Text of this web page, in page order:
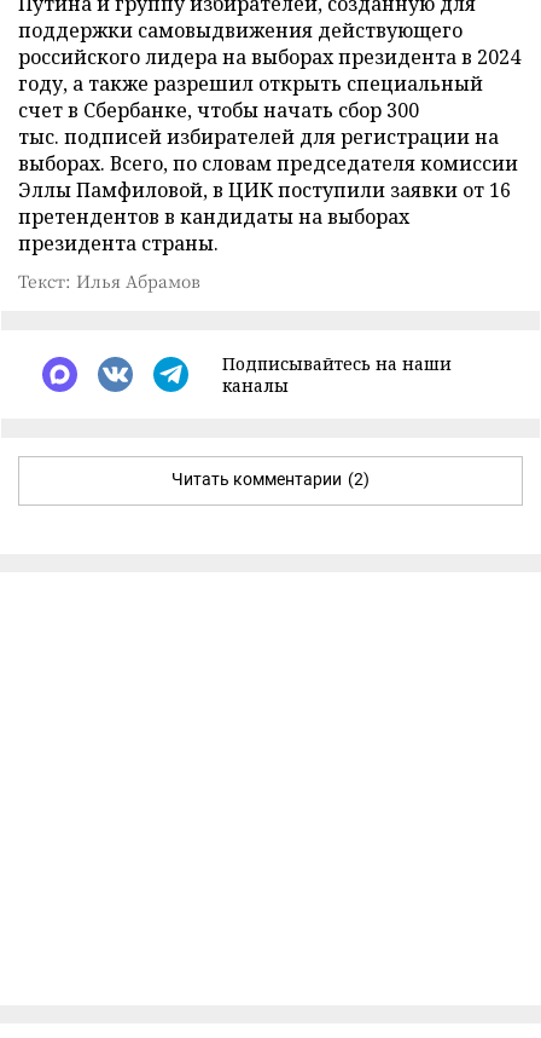
поддержки самовыдвижения действующего
российского лидера на выборах президента в 2024
году, а также разрешил открыть специальный
счет в Сбербанке, чтобы начать сбор 300
тыс. подписей избирателей для регистрации на
выборах. Всего, по словам председателя комиссии
Эллы Памфиловой, в ЦИК поступили заявки от 16
претендентов в кандидаты на выборах
президента страны.
Текст: Илья Абрамов
Подписывайтесь на наши
каналы
Читать комментарии (2)